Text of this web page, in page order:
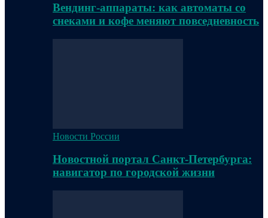
Вендинг-аппараты: как автоматы со
снеками и кофе меняют повседневность
Новости России
Новостной портал Санкт-Петербурга:
навигатор по городской жизни